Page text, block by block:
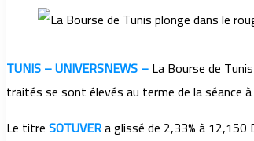
TUNIS – UNIVERSNEWS –La Bourse de
traités se sont élevés au terme de la séance
Le titreSOTUVERa glissé de 2,33% à